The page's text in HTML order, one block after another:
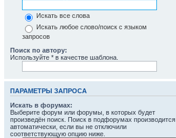
Искать все слова
Искать любое слово/поиск с языком
запросов
Поиск по автору:
Используйте * в качестве шаблона.
ПАРАМЕТРЫ ЗАПРОСА
Искать в форумах:
Выберите форум или форумы, в которых будет
произведён поиск. Поиск в подфорумах производится
автоматически, если вы не отключили
соответствующую опцию ниже.